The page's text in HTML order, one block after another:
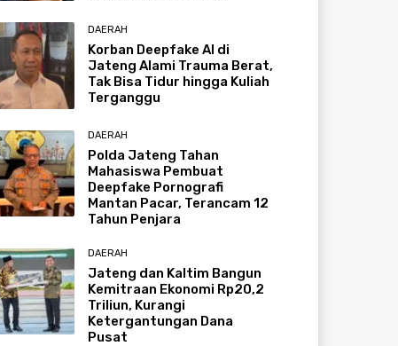
DAERAH
Korban Deepfake AI di
Jateng Alami Trauma Berat,
Tak Bisa Tidur hingga Kuliah
Terganggu
DAERAH
Polda Jateng Tahan
Mahasiswa Pembuat
Deepfake Pornografi
Mantan Pacar, Terancam 12
Tahun Penjara
DAERAH
Jateng dan Kaltim Bangun
Kemitraan Ekonomi Rp20,2
Triliun, Kurangi
Ketergantungan Dana
Pusat